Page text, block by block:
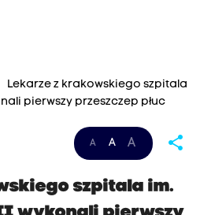
Lekarze z krakowskiego szpitala
pierwszy przeszczep płuc
A A A share
szpitala im.